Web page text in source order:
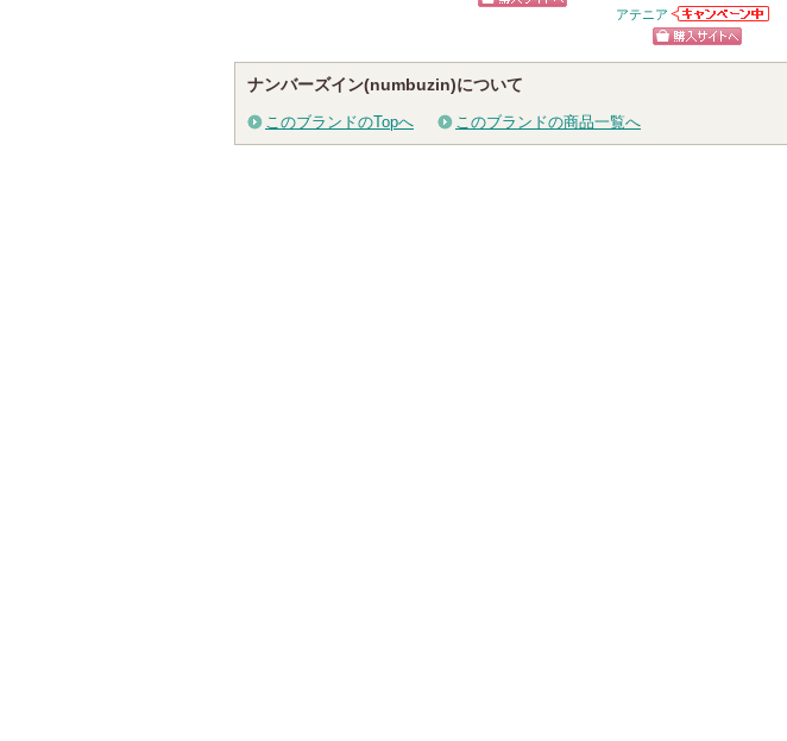
れ
て
い
アテニア
アテニアからの
お知らせがあり
ます
ショッピン
ナンバーズイン(numbuzin)について
このブランドのTopへ このブランドの商品一覧へ